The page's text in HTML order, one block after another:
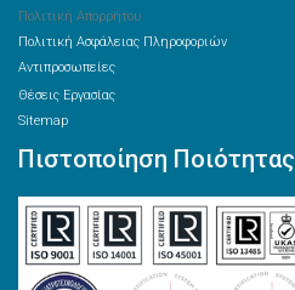
Πολιτική Απορρήτου
Πολιτική Ασφάλειας Πληροφοριών
Αντιπροσωπείες
Θέσεις Εργασίας
Sitemap
Πιστοποίηση Ποιότητας